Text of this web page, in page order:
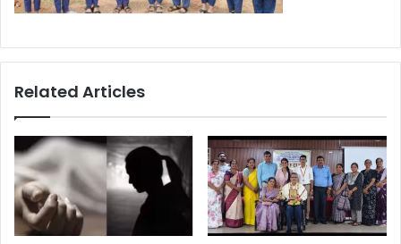
Related Articles